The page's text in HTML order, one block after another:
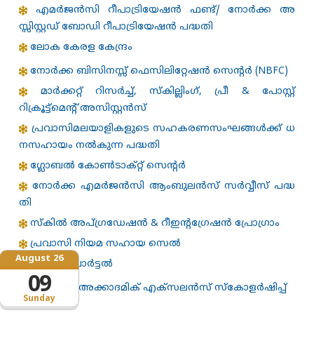
Sunday
August 26
09
എമർജൻസി റീപാട്രിയേഷൻ ഫണ്ട്/ നോർക്ക അ
സ്സിസ്റ്റഡ് ബോഡി റീപാട്രിയേഷൻ പദ്ധതി
ലോക കേരള കേന്ദ്രം
നോർക്ക ബിസിനസ്സ് ഫെസിലിറ്റേഷൻ സെന്റർ (NBFC)
മാർക്കറ്റ് റിസർച്ച്, സ്കില്ലിംഗ്, പ്രീ & പോസ്റ്റ്
റിക്രൂട്ട്‌മെൻ്റ് അസിസ്റ്റൻസ്
പ്രവാസിമലയാളികളുടെ സഹകരണസംഘങ്ങള്‍ക്ക് ധ
നസഹായം നല്‍കുന്ന പദ്ധതി
ഗ്ലോബൽ കോൺടാക്റ്റ് സെന്റർ
നോർക്ക എമർജൻസി ആംബുലൻസ് സർവ്വീസ് പദ്ധ
തി
സ്കിൽ അപ്ഗ്രഡേഷൻ & റീഇന്റഗ്രേഷൻ പ്രോഗ്രാം
പ്രവാസി നിയമ സഹായ സെൽ
ജോബ് പോർട്ടൽ
രവിപിള്ള അക്കാദമിക് എക്സലന്‍സ് സ്കോളര്‍ഷിപ്പ്